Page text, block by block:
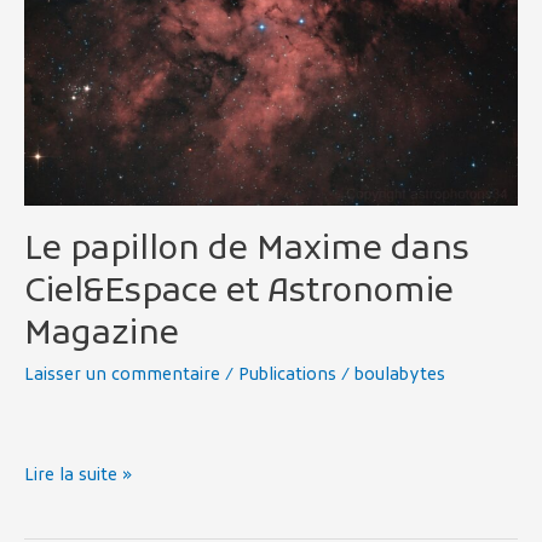
Le papillon de Maxime dans
Ciel&Espace et Astronomie
Magazine
Laisser un commentaire / Publications / boulabytes
dans
Ciel&Espace
et
Astronomie
Magazine
Lire la suite »